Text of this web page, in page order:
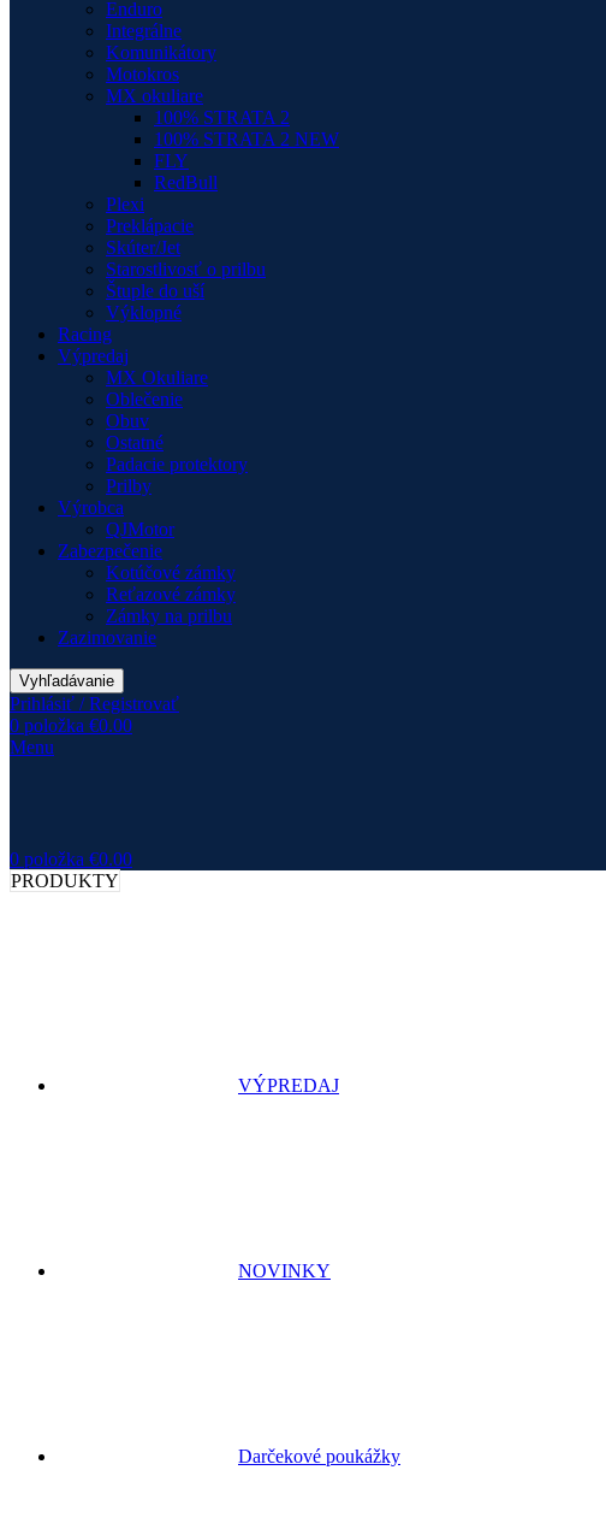
Enduro
Integrálne
Komunikátory
Motokros
MX okuliare
100% STRATA 2
100% STRATA 2 NEW
FLY
RedBull
Plexi
Preklápacie
Skúter/Jet
Starostlivosť o prilbu
Štuple do uší
Výklopné
Racing
Výpredaj
MX Okuliare
Oblečenie
Obuv
Ostatné
Padacie protektory
Prilby
Výrobca
QJMotor
Zabezpečenie
Kotúčové zámky
Reťazové zámky
Zámky na prilbu
Zazimovanie
Vyhľadávanie
Prihlásiť / Registrovať
0 položka €0.00
Menu
0 položka €0.00
PRODUKTY
VÝPREDAJ
NOVINKY
Darčekové poukážky